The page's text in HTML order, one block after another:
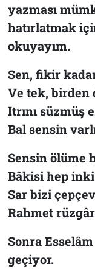
yazması
hatırlatmak
okuyayım.
Sen, fikir
Ve tek, birden
Itrını süzmüş
Bal sensin
Sensin ölüme
Bâkisi hep
Sar bizi
Rahmet
SonraEsselâm
geçiyor.